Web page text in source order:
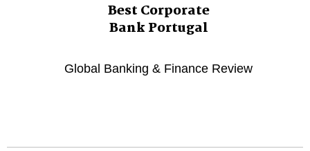
Best Corporate
Bank Portugal
Global Banking & Finance Review